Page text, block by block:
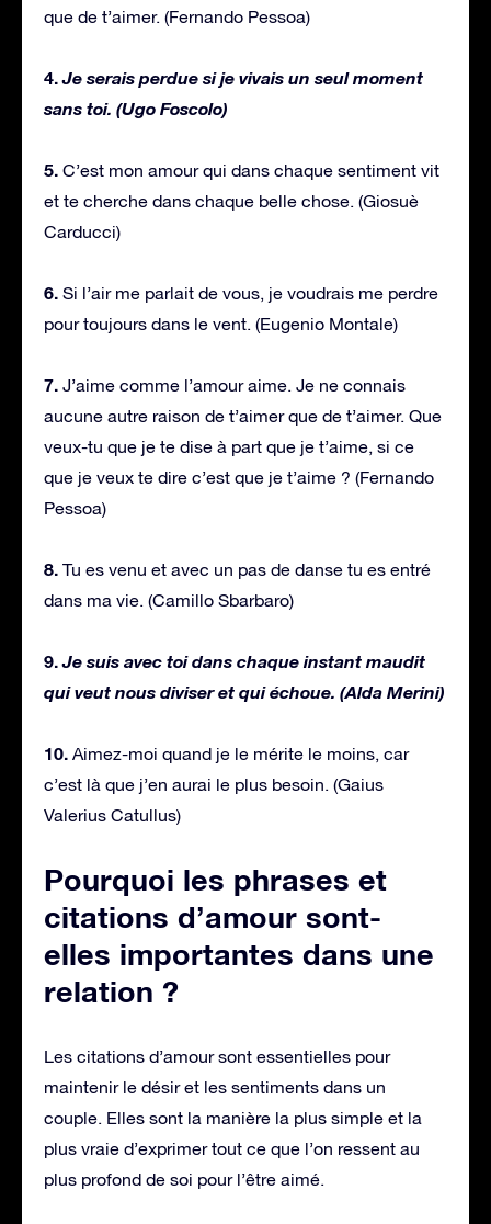
que de t’aimer. (Fernando Pessoa)
4. Je serais perdue si je vivais un seul moment
sans toi. (Ugo Foscolo)
5. C’est mon amour qui dans chaque sentiment vit
et te cherche dans chaque belle chose. (Giosuè
Carducci)
6. Si l’air me parlait de vous, je voudrais me perdre
pour toujours dans le vent. (Eugenio Montale)
7. J’aime comme l’amour aime. Je ne connais
aucune autre raison de t’aimer que de t’aimer. Que
veux-tu que je te dise à part que je t’aime, si ce
que je veux te dire c’est que je t’aime ? (Fernando
Pessoa)
8. Tu es venu et avec un pas de danse tu es entré
dans ma vie. (Camillo Sbarbaro)
9. Je suis avec toi dans chaque instant maudit
qui veut nous diviser et qui échoue. (Alda Merini)
10. Aimez-moi quand je le mérite le moins, car
c’est là que j’en aurai le plus besoin. (Gaius
Valerius Catullus)
Pourquoi les phrases et
citations d’amour sont-
elles importantes dans une
relation ?
Les citations d’amour sont essentielles pour
maintenir le désir et les sentiments dans un
couple. Elles sont la manière la plus simple et la
plus vraie d’exprimer tout ce que l’on ressent au
plus profond de soi pour l’être aimé.